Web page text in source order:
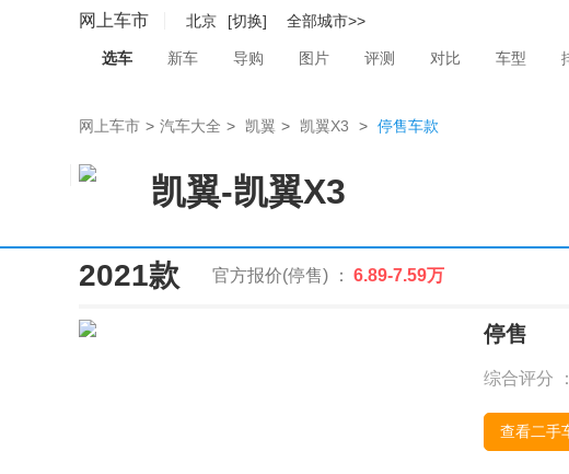
网上车市 北京 [切换] 全部城市>>
选车 新车 导购 图片 评测 对比 车型
网上车市 > 汽车大全 > 凯翼 > 凯翼X3 > 停售车款
凯翼-凯翼X3
2021款 官方报价(停售) ： 6.89-7.59万
停售
综合评分 ：
查看二手